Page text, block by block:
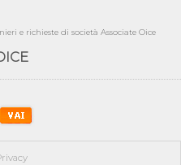
Buildings Competition -
progetto di fattibilità da
2020-2026: procedimenti
gara non equivale ad
e richieste di società Associate Oice